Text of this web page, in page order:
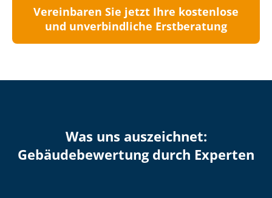
Vereinbaren Sie jetzt Ihre kostenlose
und unverbindliche Erstberatung
Was uns auszeichnet:
Ge­bäu­de­be­wer­tung durch Experten